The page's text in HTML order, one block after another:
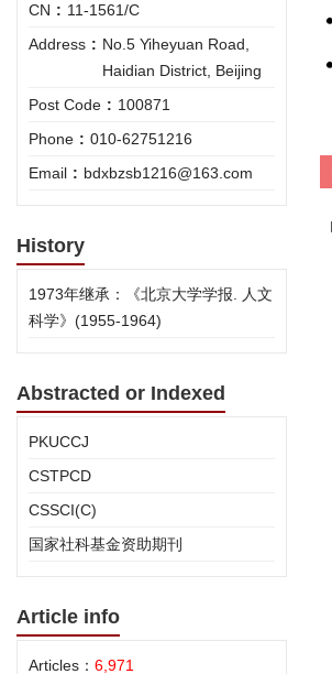
CN : 11-1561/C
Address : No.5 Yiheyuan Road,
Haidian District, Beijing
Post Code : 100871
Phone : 010-62751216
Email : bdxbzsb1216@163.com
History
1973年继承：《北京大学学报. 人文
科学》(1955-1964)
Abstracted or Indexed
PKUCCJ
CSTPCD
CSSCI(C)
国家社科基金资助期刊
Article info
Articles： 6,971